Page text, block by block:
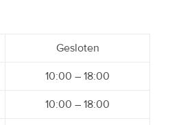
Gesloten
10:00 – 18:00
10:00 – 18:00